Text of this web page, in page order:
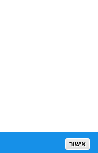
אישור